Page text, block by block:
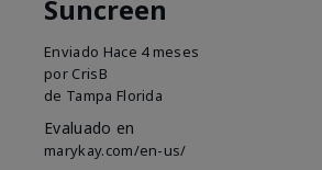
Suncreen
Enviado Hace 4 meses
por CrisB
de Tampa Florida
Evaluado en
marykay.com/en-us/